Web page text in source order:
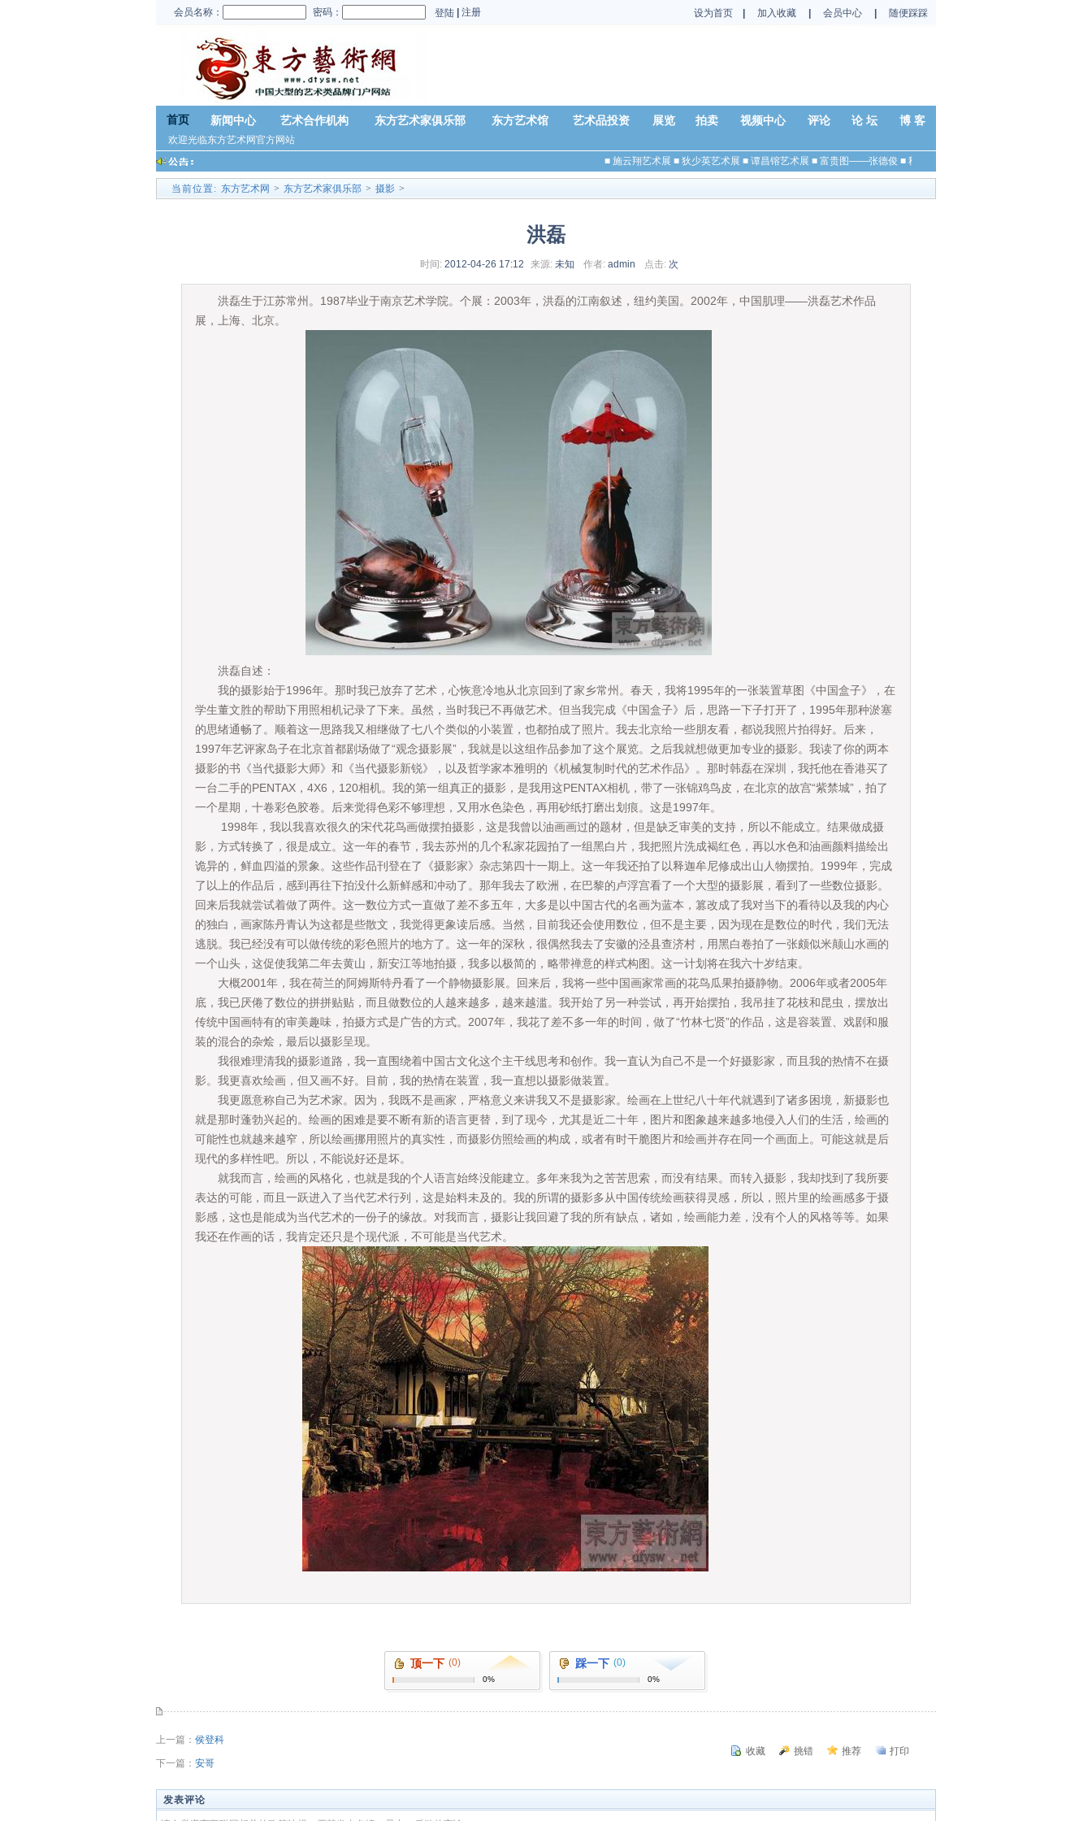
会员名称： 密码： 登陆| 注册 设为首页 加入收藏 会员中心 随便踩踩
首页 新闻中心 艺术合作机构 东方艺术家俱乐部 东方艺术馆 艺术品投资 展览 拍卖 视频中心 评论 论 坛 博 客
欢迎光临东方艺术网官方网站
施云翔艺术展 ■ 狄少英艺术展 ■ 谭昌镕艺术展 ■ 富贵图——张德俊 ■ 秋日——杨国平
当前位置: 东方艺术网 > 东方艺术家俱乐部 > 摄影 >
洪磊
时间: 2012-04-26 17:12 来源: 未知 作者: admin 点击: 次
洪磊生于江苏常州。1987毕业于南京艺术学院。个展：2003年，洪磊的江南叙述，纽约美国。2002年，中国肌理——洪磊艺术作品
展，上海、北京。
洪磊自述：
我的摄影始于1996年。那时我已放弃了艺术，心恢意冷地从北京回到了家乡常州。春天，我将1995年的一张装置草图《中国盒子》，在
学生董文胜的帮助下用照相机记录了下来。虽然，当时我已不再做艺术。但当我完成《中国盒子》后，思路一下子打开了，1995年那种淤塞
的思绪通畅了。顺着这一思路我又相继做了七八个类似的小装置，也都拍成了照片。我去北京给一些朋友看，都说我照片拍得好。后来，
1997年艺评家岛子在北京首都剧场做了“观念摄影展”，我就是以这组作品参加了这个展览。之后我就想做更加专业的摄影。我读了你的两本
摄影的书《当代摄影大师》和《当代摄影新锐》，以及哲学家本雅明的《机械复制时代的艺术作品》。那时韩磊在深圳，我托他在香港买了
一台二手的PENTAX，4X6，120相机。我的第一组真正的摄影，是我用这PENTAX相机，带了一张锦鸡鸟皮，在北京的故宫“紫禁城”，拍了
一个星期，十卷彩色胶卷。后来觉得色彩不够理想，又用水色染色，再用砂纸打磨出划痕。这是1997年。
1998年，我以我喜欢很久的宋代花鸟画做摆拍摄影，这是我曾以油画画过的题材，但是缺乏审美的支持，所以不能成立。结果做成摄
影，方式转换了，很是成立。这一年的春节，我去苏州的几个私家花园拍了一组黑白片，我把照片洗成褐红色，再以水色和油画颜料描绘出
诡异的，鲜血四溢的景象。这些作品刊登在了《摄影家》杂志第四十一期上。这一年我还拍了以释迦牟尼修成出山人物摆拍。1999年，完成
了以上的作品后，感到再往下拍没什么新鲜感和冲动了。那年我去了欧洲，在巴黎的卢浮宫看了一个大型的摄影展，看到了一些数位摄影。
回来后我就尝试着做了两件。这一数位方式一直做了差不多五年，大多是以中国古代的名画为蓝本，篡改成了我对当下的看待以及我的内心
的独白，画家陈丹青认为这都是些散文，我觉得更象读后感。当然，目前我还会使用数位，但不是主要，因为现在是数位的时代，我们无法
逃脱。我已经没有可以做传统的彩色照片的地方了。这一年的深秋，很偶然我去了安徽的泾县查济村，用黑白卷拍了一张颇似米颠山水画的
一个山头，这促使我第二年去黄山，新安江等地拍摄，我多以极简的，略带禅意的样式构图。这一计划将在我六十岁结束。
大概2001年，我在荷兰的阿姆斯特丹看了一个静物摄影展。回来后，我将一些中国画家常画的花鸟瓜果拍摄静物。2006年或者2005年
底，我已厌倦了数位的拼拼贴贴，而且做数位的人越来越多，越来越滥。我开始了另一种尝试，再开始摆拍，我吊挂了花枝和昆虫，摆放出
传统中国画特有的审美趣味，拍摄方式是广告的方式。2007年，我花了差不多一年的时间，做了“竹林七贤”的作品，这是容装置、戏剧和服
装的混合的杂烩，最后以摄影呈现。
我很难理清我的摄影道路，我一直围绕着中国古文化这个主干线思考和创作。我一直认为自己不是一个好摄影家，而且我的热情不在摄
影。我更喜欢绘画，但又画不好。目前，我的热情在装置，我一直想以摄影做装置。
我更愿意称自己为艺术家。因为，我既不是画家，严格意义来讲我又不是摄影家。绘画在上世纪八十年代就遇到了诸多困境，新摄影也
就是那时蓬勃兴起的。绘画的困难是要不断有新的语言更替，到了现今，尤其是近二十年，图片和图象越来越多地侵入人们的生活，绘画的
可能性也就越来越窄，所以绘画挪用照片的真实性，而摄影仿照绘画的构成，或者有时干脆图片和绘画并存在同一个画面上。可能这就是后
现代的多样性吧。所以，不能说好还是坏。
就我而言，绘画的风格化，也就是我的个人语言始终没能建立。多年来我为之苦苦思索，而没有结果。而转入摄影，我却找到了我所要
表达的可能，而且一跃进入了当代艺术行列，这是始料未及的。我的所谓的摄影多从中国传统绘画获得灵感，所以，照片里的绘画感多于摄
影感，这也是能成为当代艺术的一份子的缘故。对我而言，摄影让我回避了我的所有缺点，诸如，绘画能力差，没有个人的风格等等。如果
我还在作画的话，我肯定还只是个现代派，不可能是当代艺术。
顶一下 (0)
0%
踩一下 (0)
0%
上一篇： 侯登科
下一篇： 安哥
收藏 挑错 推荐 打印
发表评论